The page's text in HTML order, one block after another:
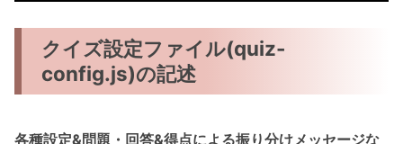
クイズ設定ファイル(quiz-
config.js)の記述
各種設定&問題・回答&得点による振り分けメッセージな